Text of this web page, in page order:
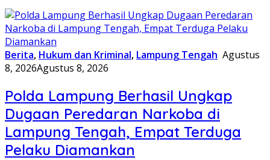
Berita, Hukum dan Kriminal, Lampung Tengah Agustus
8, 2026Agustus 8, 2026
Polda Lampung Berhasil Ungkap
Dugaan Peredaran Narkoba di
Lampung Tengah, Empat Terduga
Pelaku Diamankan